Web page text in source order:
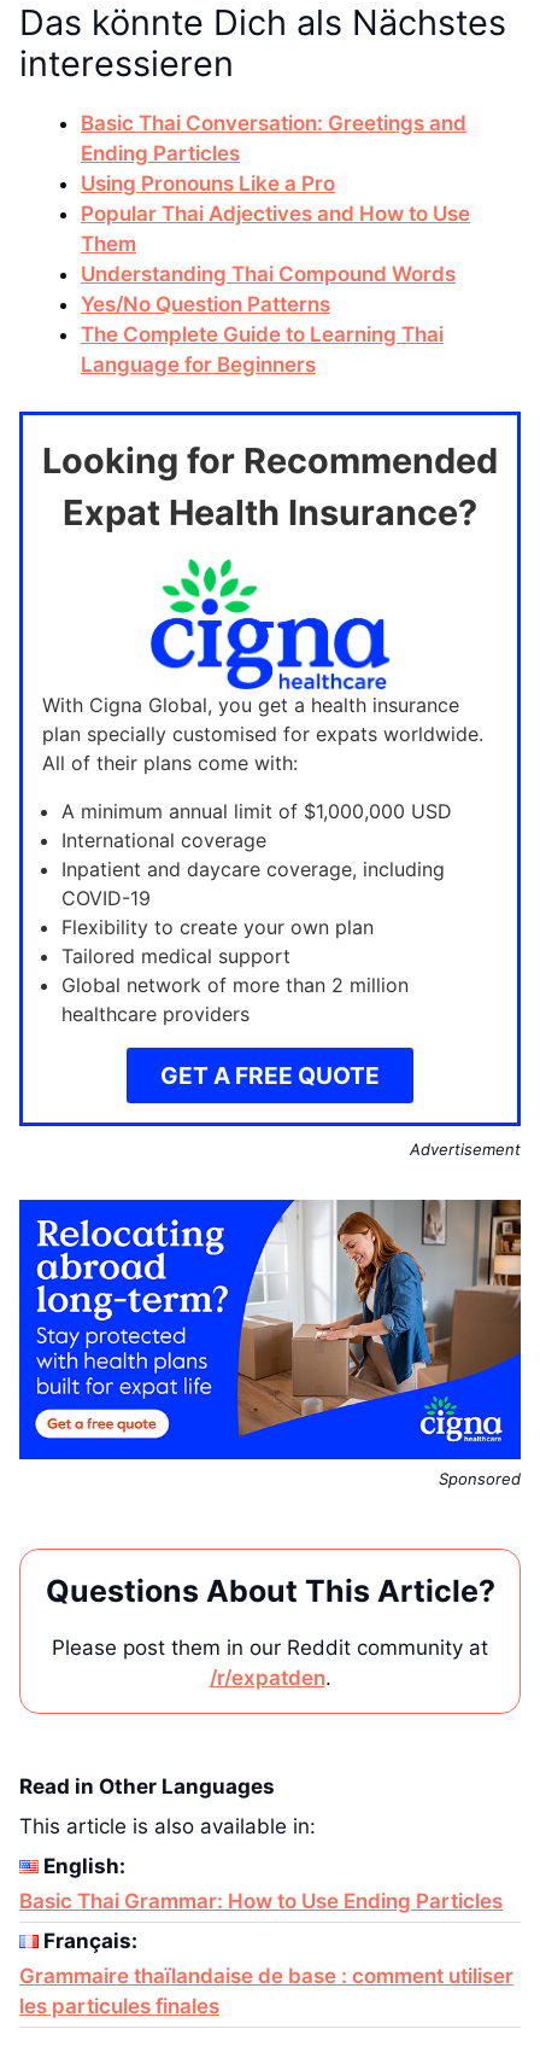
Das könnte Dich als Nächstes
interessieren
Basic Thai Conversation: Greetings and
Ending Particles
Using Pronouns Like a Pro
Popular Thai Adjectives and How to Use
Them
Understanding Thai Compound Words
Yes/No Question Patterns
The Complete Guide to Learning Thai
Language for Beginners
Looking for Recommended
Expat Health Insurance?
With Cigna Global, you get a health insurance
plan specially customised for expats worldwide.
All of their plans come with:
A minimum annual limit of $1,000,000 USD
International coverage
Inpatient and daycare coverage, including
COVID-19
Flexibility to create your own plan
Tailored medical support
Global network of more than 2 million
healthcare providers
GET A FREE QUOTE
Advertisement
Sponsored
Questions About This Article?
Please post them in our Reddit community at
/r/expatden.
Read in Other Languages
This article is also available in:
English:
Basic Thai Grammar: How to Use Ending Particles
Français:
Grammaire thaïlandaise de base : comment utiliser
les particules finales